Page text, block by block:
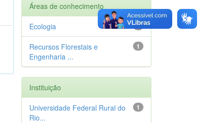
Áreas de conhecimento
1
Ecologia
1
Recursos Florestais e
Engenharia ...
Instituição
1
Universidade Federal Rural do
Rio...